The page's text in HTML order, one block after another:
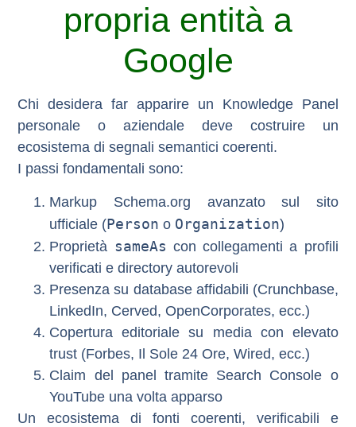
propria entità a
Google
Chi desidera far apparire un Knowledge Panel
personale o aziendale deve costruire un
ecosistema di segnali semantici coerenti.
I passi fondamentali sono:
Markup Schema.org avanzatosul sito
ufficiale (Person o Organization)
Proprietà sameAs con collegamenti a profili
verificati e directory autorevoli
Presenza su database affidabili (Crunchbase,
LinkedIn, Cerved, OpenCorporates, ecc.)
Copertura editoriale su media con elevato
trust (Forbes, Il Sole 24 Ore, Wired, ecc.)
Claim del panel tramite Search Console o
YouTube una volta apparso
Un ecosistema di fonti coerenti, verificabili e